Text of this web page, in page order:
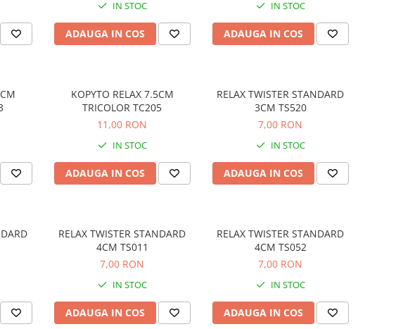
IN STOC
ADAUGA IN COS
IN STOC
ADAUGA IN COS
KOPYTO RELAX 7.5CM
TRICOLOR TC205
11,00 RON
IN STOC
ADAUGA IN COS
RELAX TWISTER STANDARD
3CM TS520
7,00 RON
IN STOC
ADAUGA IN COS
RELAX TWISTER STANDARD
4CM TS011
7,00 RON
IN STOC
ADAUGA IN COS
RELAX TWISTER STANDARD
4CM TS052
7,00 RON
IN STOC
ADAUGA IN COS